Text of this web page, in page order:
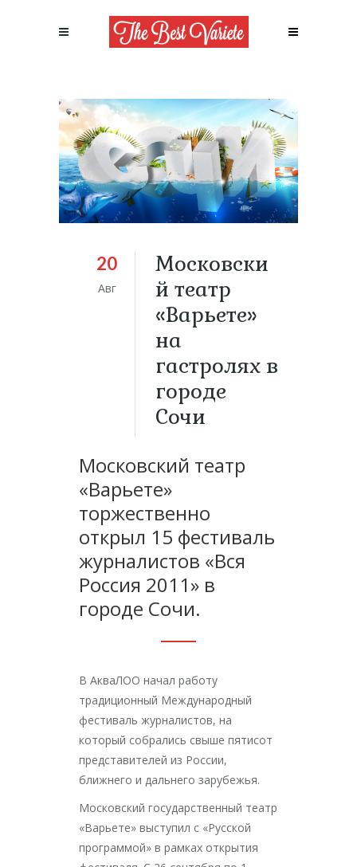
20
Авг
Московски
й театр
«Варьете»
на
гастролях в
городе
Сочи
Московский театр
«Варьете»
торжественно
открыл 15 фестиваль
журналистов «Вся
Россия 2011» в
городе Сочи.
В АкваЛОО начал работу
традиционный Международный
фестиваль журналистов, на
который собрались свыше пятисот
представителей из России,
ближнего и дальнего зарубежья.
Московский государственный театр
«Варьете» выступил с «Русской
программой» в рамках открытия